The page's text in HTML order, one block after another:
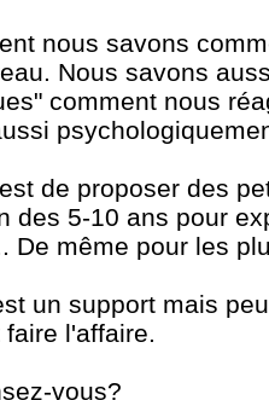
nous savons
Nous savons
comment nous
de proposer des
des 5-10 ans pour
De même pour les
un support mais
l'affaire.
vous?